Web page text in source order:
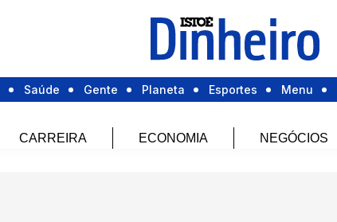
Saúde Gente Planeta Esportes Menu
CARREIRA ECONOMIA NEGÓCIOS